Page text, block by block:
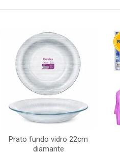
Prato fundo vidro 22cm
diamante